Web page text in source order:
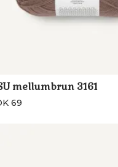
mellumbrun 3161
69